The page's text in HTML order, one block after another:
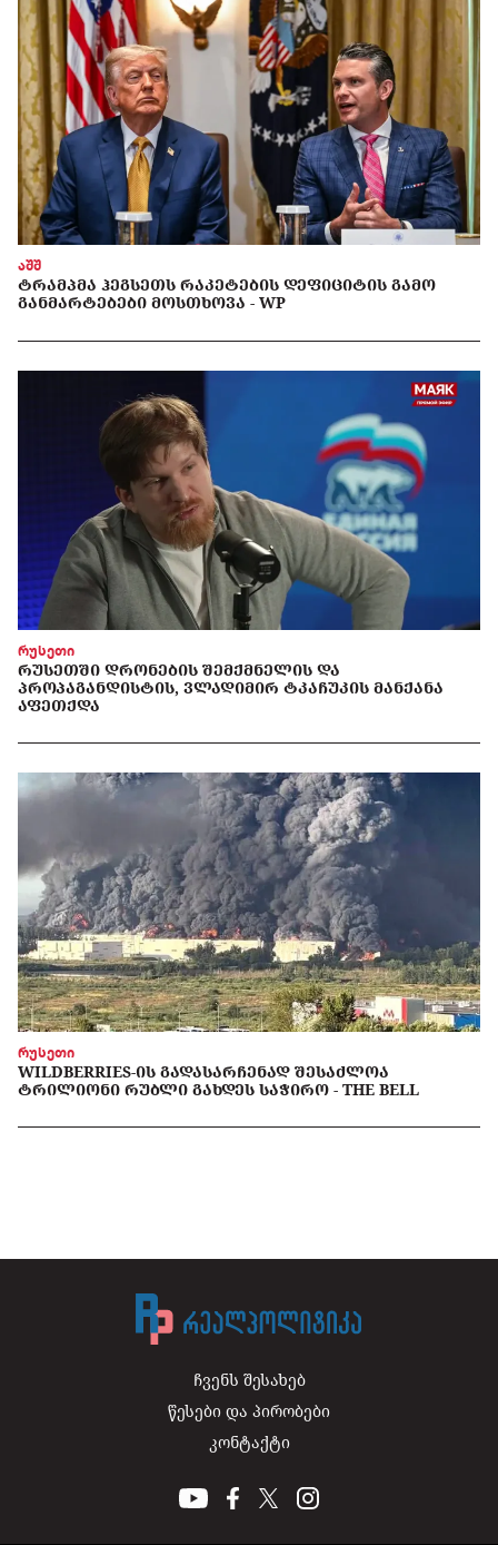
აშშ
ᲢᲠᲐᲛᲞᲛᲐ ᲰᲔᲒᲡᲔᲗᲡ ᲠᲐᲙᲔᲢᲔᲑᲘᲡ ᲓᲔᲤᲘᲪᲘᲢᲘᲡ ᲒᲐᲛᲝ
ᲒᲐᲜᲛᲐᲠᲢᲔᲑᲔᲑᲘ ᲛᲝᲡᲗᲮᲝᲕᲐ - WP
რუსეთი
ᲠᲣᲡᲔᲗᲨᲘ ᲓᲠᲝᲜᲔᲑᲘᲡ ᲨᲔᲛᲥᲛᲜᲔᲚᲘᲡ ᲓᲐ
ᲞᲠᲝᲞᲐᲒᲐᲜᲓᲘᲡᲢᲘᲡ, ᲕᲚᲐᲓᲘᲛᲘᲠ ᲢᲙᲐᲩᲣᲙᲘᲡ ᲛᲐᲜᲥᲐᲜᲐ
ᲐᲤᲔᲗᲥᲓᲐ
რუსეთი
WILDBERRIES-ᲘᲡ ᲒᲐᲓᲐᲡᲐᲠᲩᲔᲜᲐᲓ ᲨᲔᲡᲐᲫᲚᲝᲐ
ᲢᲠᲘᲚᲘᲝᲜᲘ ᲠᲣᲑᲚᲘ ᲒᲐᲮᲓᲔᲡ ᲡᲐᲭᲘᲠᲝ - THE BELL
ჩვენს შესახებ
წესები და პირობები
კონტაქტი